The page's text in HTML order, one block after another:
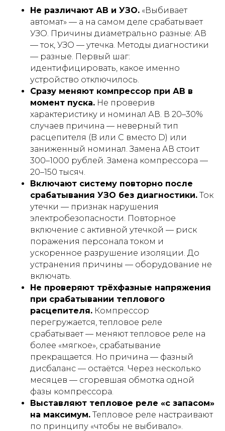
Не различают АВ и УЗО. «Выбивает
автомат» — а на самом деле срабатывает
УЗО. Причины диаметрально разные: АВ
— ток, УЗО — утечка. Методы диагностики
— разные. Первый шаг:
идентифицировать, какое именно
устройство отключилось.
Сразу меняют компрессор при АВ в
момент пуска. Не проверив
характеристику и номинал АВ. В 20–30%
случаев причина — неверный тип
расцепителя (B или C вместо D) или
заниженный номинал. Замена АВ стоит
300–1000 рублей. Замена компрессора —
20–150 тысяч.
Включают систему повторно после
срабатывания УЗО без диагностики. Ток
утечки — признак нарушения
электробезопасности. Повторное
включение с активной утечкой — риск
поражения персонала током и
ускоренное разрушение изоляции. До
устранения причины — оборудование не
включать.
Не проверяют трёхфазные напряжения
при срабатывании теплового
расцепителя. Компрессор
перегружается, тепловое реле
срабатывает — меняют тепловое реле на
более «мягкое», срабатывание
прекращается. Но причина — фазный
дисбаланс — остаётся. Через несколько
месяцев — сгоревшая обмотка одной
фазы компрессора.
Выставляют тепловое реле «с запасом»
на максимум. Тепловое реле настраивают
по принципу «чтобы не выбивало».